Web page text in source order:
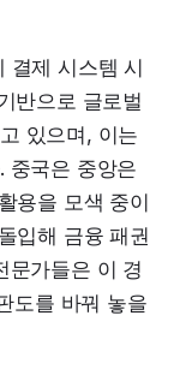
결제 시스템 시
반으로 글로벌
있으며, 이는
중국은 중앙은
용을 모색 중이
입해 금융 패권
문가들은 이 경
도를 바꿔 놓을